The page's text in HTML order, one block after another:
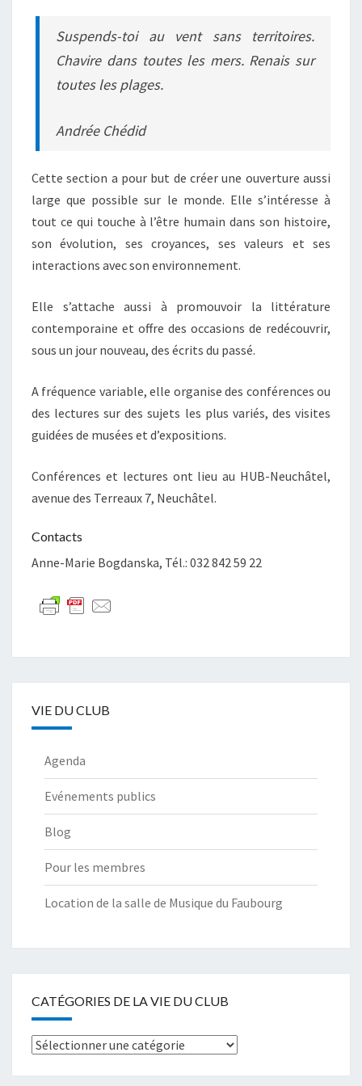
Suspends-toi au vent sans territoires.
Chavire dans toutes les mers. Renais sur
toutes les plages.
Andrée Chédid
Cette section a pour but de créer une ouverture aussi
large que possible sur le monde. Elle s’intéresse à
tout ce qui touche à l’être humain dans son histoire,
son évolution, ses croyances, ses valeurs et ses
interactions avec son environnement.
Elle s’attache aussi à promouvoir la littérature
contemporaine et offre des occasions de redécouvrir,
sous un jour nouveau, des écrits du passé.
A fréquence variable, elle organise des conférences ou
des lectures sur des sujets les plus variés, des visites
guidées de musées et d’expositions.
Conférences et lectures ont lieu au HUB-Neuchâtel,
avenue des Terreaux 7, Neuchâtel.
Contacts
Anne-Marie Bogdanska, Tél.: 032 842 59 22
VIE DU CLUB
Agenda
Evénements publics
Blog
Pour les membres
Location de la salle de Musique du Faubourg
CATÉGORIES DE LA VIE DU CLUB
Catégories